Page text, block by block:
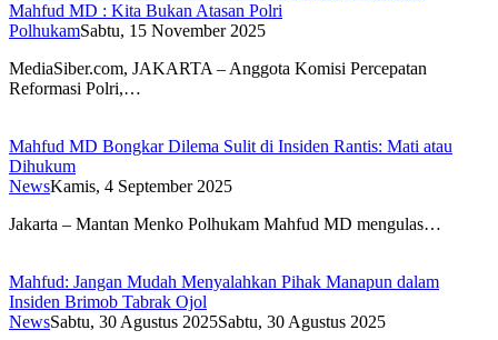
Mahfud MD : Kita Bukan Atasan Polri
PolhukamSabtu, 15 November 2025
MediaSiber.com, JAKARTA – Anggota Komisi Percepatan
Reformasi Polri,…
Mahfud MD Bongkar Dilema Sulit di Insiden Rantis: Mati atau
Dihukum
NewsKamis, 4 September 2025
Jakarta – Mantan Menko Polhukam Mahfud MD mengulas…
Mahfud: Jangan Mudah Menyalahkan Pihak Manapun dalam
Insiden Brimob Tabrak Ojol
NewsSabtu, 30 Agustus 2025Sabtu, 30 Agustus 2025